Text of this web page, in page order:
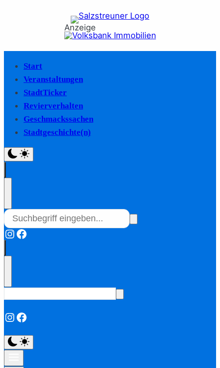
Anzeige
Start
Veranstaltungen
StadtTicker
Revierverhalten
Geschmackssachen
Stadtgeschichte(n)
Instagram
Facebook
Instagram
Facebook